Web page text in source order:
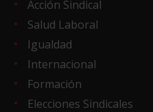
Acción Sindical
Salud Laboral
Igualdad
Internacional
Formación
Elecciones Sindicales